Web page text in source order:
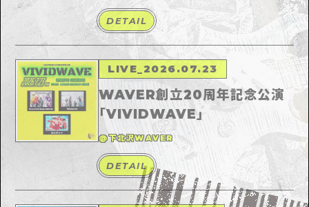
DETAIL
LIVE 2026.07.23
WAVER創立20周年記念公演
「VIVIDWAVE」
@下北沢WAVER
DETAIL